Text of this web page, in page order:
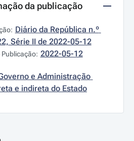
da publicação
Diário da República n.º
Série II de 2022-05-12
Publicação: 2022-05-12
e Administração
e indireta do Estado